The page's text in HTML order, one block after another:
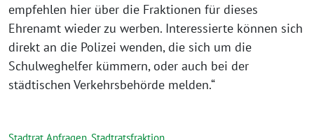
empfehlen hier über die Fraktionen für dieses
Ehrenamt wieder zu werben. Interessierte können sich
direkt an die Polizei wenden, die sich um die
Schulweghelfer kümmern, oder auch bei der
städtischen Verkehrsbehörde melden.“
Stadtrat Anfragen,Stadtratsfraktion